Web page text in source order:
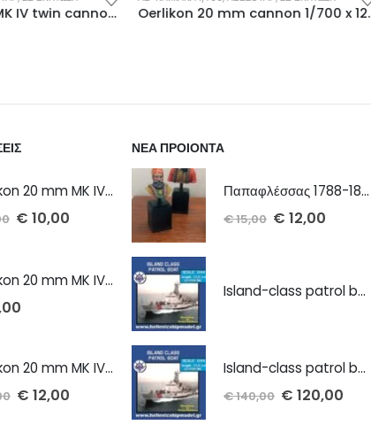
Oerlikon 20 mm MK IV twin cannon 1/100 x 2 τμχ
Oerlikon 20 mm cannon 1/700 x 12 τμχ
Oerlikon 20 mm MK IV cannon 1/72 x 2 τμχ
€ 10,00
Oerlikon 20 mm MK IV cannon 1/100 x 2 τμχ
Oerlikon 20 mm MK IV twin cannon 1/72 x 2 τμχ
€ 12,00
ΝΕΑ ΠΡΟΙΟΝΤΑ
Παπαφλέσσας 1788-1825 Bust
€15,00 € 12,00
Island-class patrol boat 1/700
Island-class patrol boat 1/144
€140,00 € 120,00